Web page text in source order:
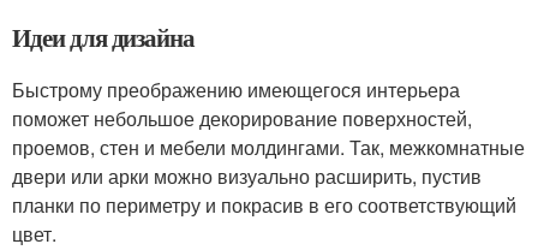
Идеи для дизайна
Быстрому преображению имеющегося интерьера
поможет небольшое декорирование поверхностей,
проемов, стен и мебели молдингами. Так, межкомнатные
двери или арки можно визуально расширить, пустив
планки по периметру и покрасив в его соответствующий
цвет.